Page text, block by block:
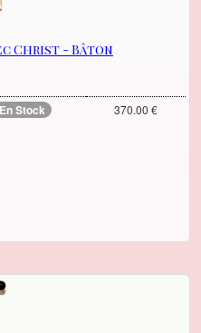
Christ - Bâton
En Stock 370.00 €